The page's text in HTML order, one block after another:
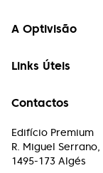
o problema.
adequados
é o
Paulo
A Optivisão
Links Úteis
Contactos
Edifício Premium
R. Miguel
1495-173 Algés